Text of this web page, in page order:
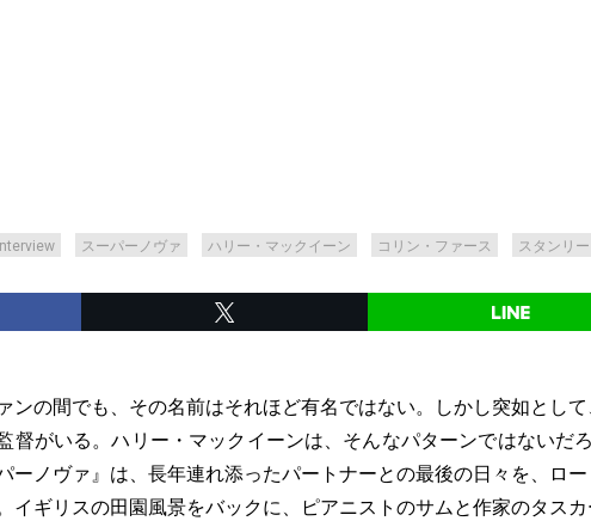
スーパーノヴァ ハリー・マックイーン コリン・ファース スタンリ
ンの間でも、その名前はそれほど有名ではない。しかし突如とし
督がいる。ハリー・マックイーンは、そんなパターンではないだ
パーノヴァ』は、長年連れ添ったパートナーとの最後の日々を、ロ
イギリスの田園風景をバックに、ピアニストのサムと作家のタス